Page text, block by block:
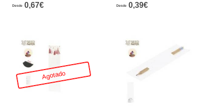
Desde 0,67€ Desde 0,39€
Agotado